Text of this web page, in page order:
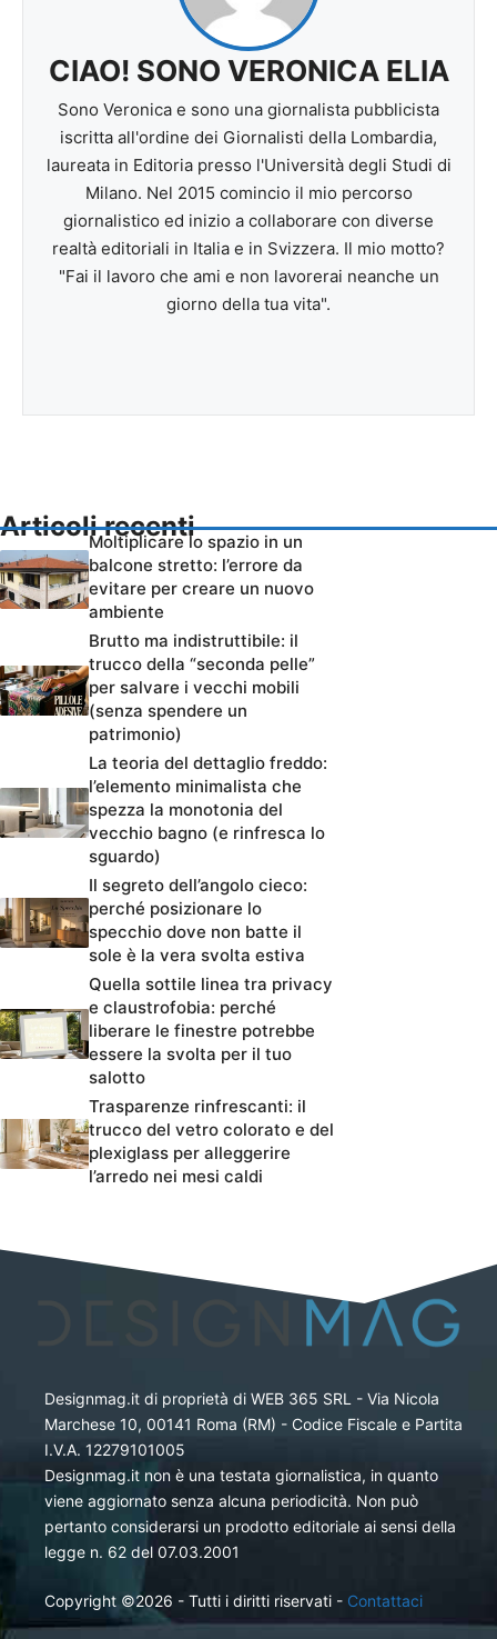
CIAO! SONO VERONICA ELIA
Sono Veronica e sono una giornalista pubblicista
iscritta all'ordine dei Giornalisti della Lombardia,
laureata in Editoria presso l'Università degli Studi di
Milano. Nel 2015 comincio il mio percorso
giornalistico ed inizio a collaborare con diverse
realtà editoriali in Italia e in Svizzera. Il mio motto?
"Fai il lavoro che ami e non lavorerai neanche un
giorno della tua vita".
Articoli recenti
Moltiplicare lo spazio in un
balcone stretto: l’errore da
evitare per creare un nuovo
ambiente
Brutto ma indistruttibile: il
trucco della “seconda pelle”
per salvare i vecchi mobili
(senza spendere un
patrimonio)
La teoria del dettaglio freddo:
l’elemento minimalista che
spezza la monotonia del
vecchio bagno (e rinfresca lo
sguardo)
Il segreto dell’angolo cieco:
perché posizionare lo
specchio dove non batte il
sole è la vera svolta estiva
Quella sottile linea tra privacy
e claustrofobia: perché
liberare le finestre potrebbe
essere la svolta per il tuo
salotto
Trasparenze rinfrescanti: il
trucco del vetro colorato e del
plexiglass per alleggerire
l’arredo nei mesi caldi
Designmag.it di proprietà di WEB 365 SRL - Via Nicola
Marchese 10, 00141 Roma (RM) - Codice Fiscale e Partita
I.V.A. 12279101005
Designmag.it non è una testata giornalistica, in quanto
viene aggiornato senza alcuna periodicità. Non può
pertanto considerarsi un prodotto editoriale ai sensi della
legge n. 62 del 07.03.2001
Copyright ©2026 - Tutti i diritti riservati - Contattaci